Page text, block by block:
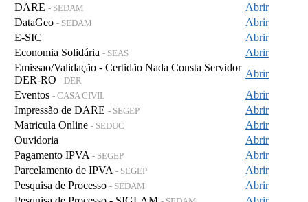
DARE - SEDAM
Abrir
DataGeo - SEDAM
Abrir
E-SIC
Abrir
Economia Solidária - SEAS
Abrir
Emissao/Validação - Certidão Nada Consta Servidor
DER-RO - DER
Abrir
Eventos - CASA CIVIL
Abrir
Impressão de DARE - SEGEP
Abrir
Matricula Online - SEDUC
Abrir
Ouvidoria
Abrir
Pagamento IPVA - SEGEP
Abrir
Parcelamento de IPVA - SEGEP
Abrir
Pesquisa de Processo - SEDAM
Abrir